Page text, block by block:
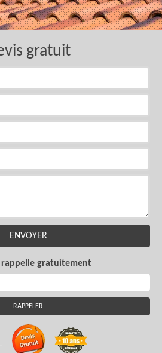
gratuit
rappelle gratuitement